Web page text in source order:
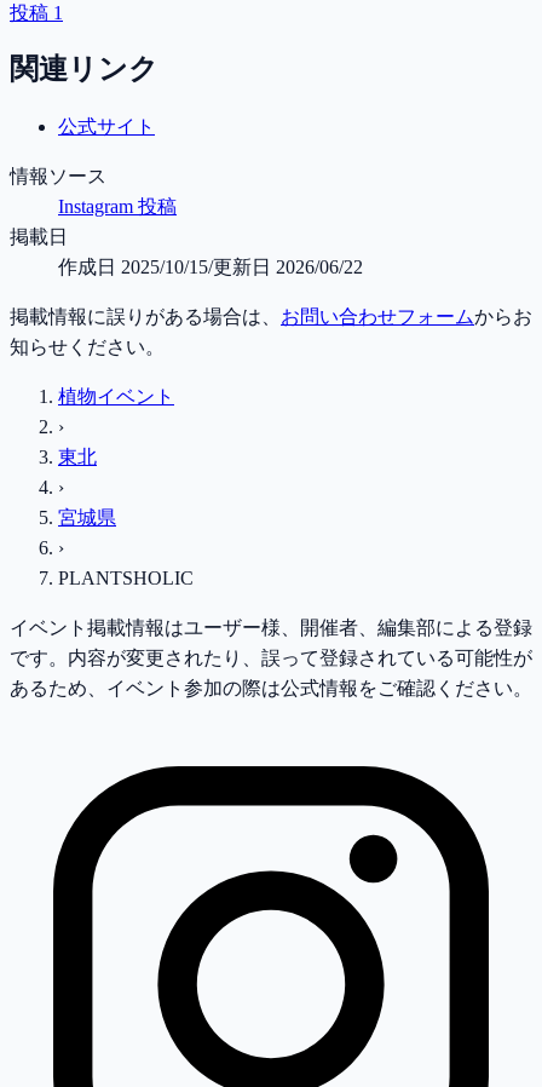
投稿 1
関連リンク
公式サイト
情報ソース
Instagram 投稿
掲載日
作成日 2025/10/15/更新日 2026/06/22
掲載情報に誤りがある場合は、 お問い合わせフォームからお
知らせください。
植物イベント
›
東北
›
宮城県
›
PLANTSHOLIC
イベント掲載情報はユーザー様、開催者、編集部による登録
です。内容が変更されたり、誤って登録されている可能性が
あるため、イベント参加の際は公式情報をご確認ください。